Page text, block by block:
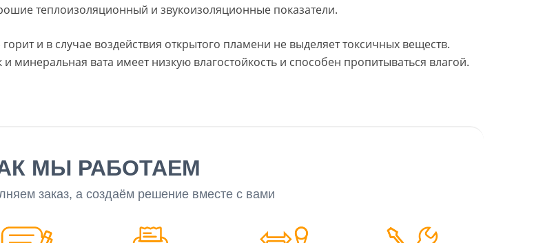
теплоизоляционный и звукоизоляционные показатели.
и в случае воздействия открытого пламени не выделяет токсичных веществ.
и минеральная вата имеет низкую влагостойкость и способен пропитываться влагой.
МЫ РАБОТАЕМ
заказ, а создаём решение вместе с вами